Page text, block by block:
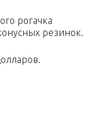
рогачка
резинок.